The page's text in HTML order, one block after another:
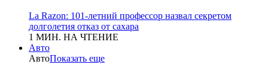
La Razon: 101-летний профессор назвал секретом
долголетия отказ от сахара
1 МИН. НА ЧТЕНИЕ
Авто
АвтоПоказать еще